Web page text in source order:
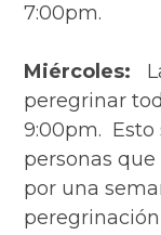
7:00pm.
Miércoles:
peregrinar
9:00pm. Esto
personas
por una